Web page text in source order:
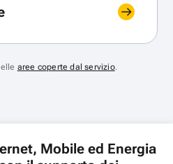
aree coperte dal servizio.
Mobile ed Energia